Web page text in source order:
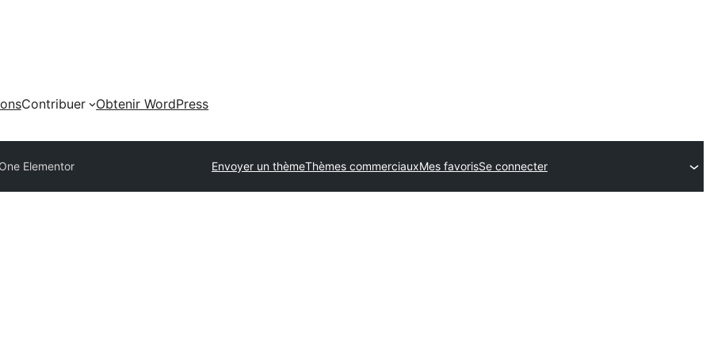
Contribuer
Obtenir WordPress
One Elementor Envoyer un thèmeThèmes commerciauxMes favorisSe connecter